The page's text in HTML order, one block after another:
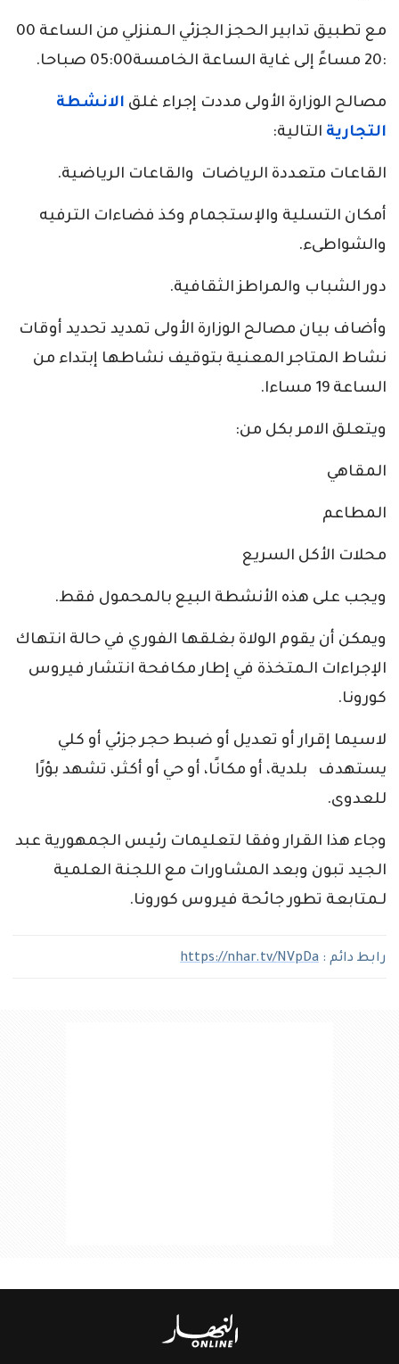
مع تطبيق تدابير الحجز الجزئي الـمنزلي من الساعة 00
:20 مساءً إلى غاية الساعة الخامسة05:00 صباحا.
مصالح الوزارة الأولى مددت إجراء غلق الانشطة
التجارية التالية:
القاعات متعددة الرياضات والقاعات الرياضية.
أمكان التسلية والإستجمام وكذ فضاءات الترفيه
والشواطىء.
دور الشباب والمراطز الثقافية.
وأضاف بيان مصالح الوزارة الأولى تمديد تحديد أوقات
نشاط المتاجر المعنية بتوقيف نشاطها إبتداء من
الساعة 19 مساءا.
ويتعلق الامر بكل من:
المقاهي
المطاعم
محلات الأكل السريع
ويجب على هذه الأنشطة البيع بالمحمول فقط.
ويمكن أن يقوم الولاة بغلقها الفوري في حالة انتهاك
الإجراءات الـمتخذة في إطار مكافحة انتشار فيروس
كورونا.
لاسيما إقرار أو تعديل أو ضبط حجر جزئي أو كلي
يستهدف بلدية، أو مكانًا، أو حي أو أكثر، تشهد بؤرًا
للعدوى.
وجاء هذا القرار وفقا لتعليمات رئيس الجمهورية عبد
الجيد تبون وبعد المشاورات مع اللجنة العلمية
لـمتابعة تطور جائحة فيروس كورونا.
رابط دائم : https://nhar.tv/NVpDa